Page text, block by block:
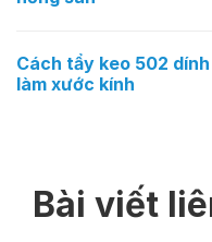
Cách tẩy keo 502
làm xước kính
Bài viết